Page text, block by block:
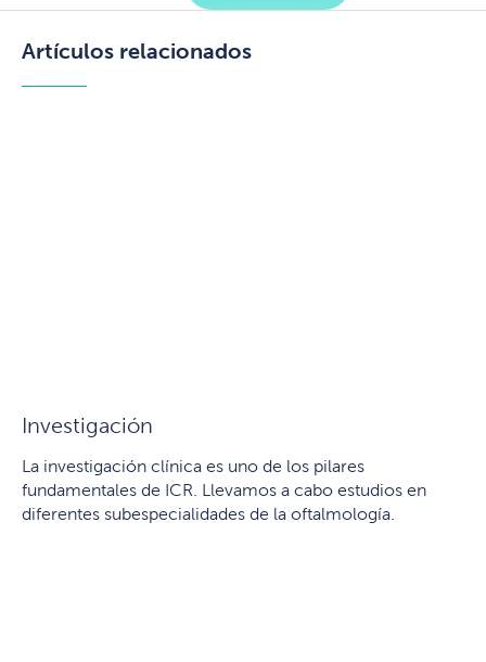
Artículos relacionados
Investigación
La investigación clínica es uno de los pilares
fundamentales de ICR. Llevamos a cabo estudios en
diferentes subespecialidades de la oftalmología.